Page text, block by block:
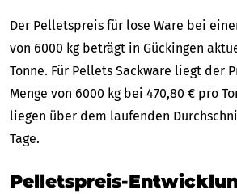
Der Pelletspreis für lose Ware bei
von 6000 kg beträgt in Gückingen
Tonne. Für Pellets Sackware liegt der
Menge von 6000 kg bei 470,80 € pro
liegen über dem laufenden
Tage.
Pelletspreis-